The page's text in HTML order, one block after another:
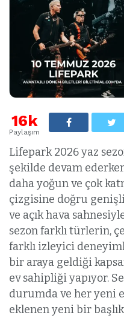
16k
Paylaşım
Lifepark 2026 yaz
şekilde devam
daha yoğun ve çok
çizgisine doğru
ve açık hava
sezon farklı türlerin,
farklı izleyici
bir araya geldiği
ev sahipliği yapıyor.
durumda ve her yeni
eklenen yeni bir